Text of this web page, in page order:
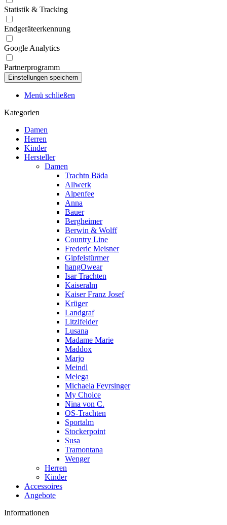
Statistik & Tracking
Endgeräteerkennung
Google Analytics
Partnerprogramm
Menü schließen
Kategorien
Damen
Herren
Kinder
Hersteller
Damen
Trachtn Bäda
Allwerk
Alpenfee
Anna
Bauer
Bergheimer
Berwin & Wolff
Country Line
Frederic Meisner
Gipfelstürmer
hangOwear
Isar Trachten
Kaiseralm
Kaiser Franz Josef
Krüger
Landgraf
Litzlfelder
Lusana
Madame Marie
Maddox
Marjo
Meindl
Melega
Michaela Feyrsinger
My Choice
Nina von C.
OS-Trachten
Sportalm
Stockerpoint
Susa
Tramontana
Wenger
Herren
Kinder
Accessoires
Angebote
Informationen